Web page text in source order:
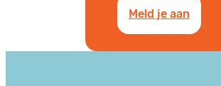
Meld je aan